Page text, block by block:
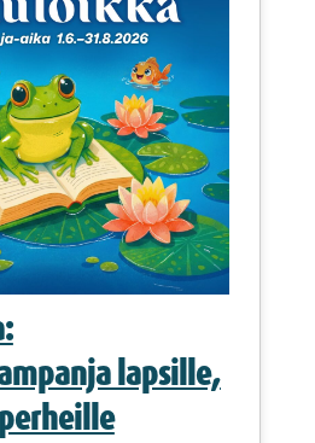
lapsille,